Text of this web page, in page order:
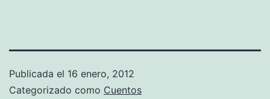
Publicada el 16 enero, 2012
Categorizado como Cuentos